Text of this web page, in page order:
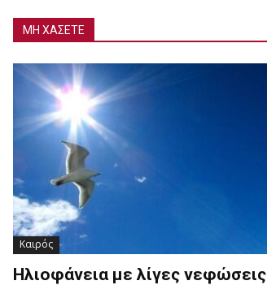
ΜΗ ΧΑΣΕΤΕ
Καιρός
Ηλιοφάνεια με λίγες νεφώσεις